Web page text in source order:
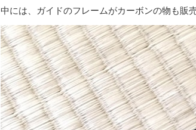
中には、ガイドのフレームがカーボンの物も販